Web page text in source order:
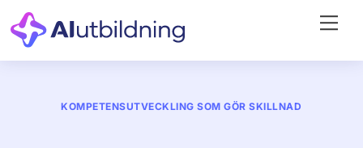
Skip
to
content
KOMPETENSUTVECKLING SOM GÖR SKILLNAD